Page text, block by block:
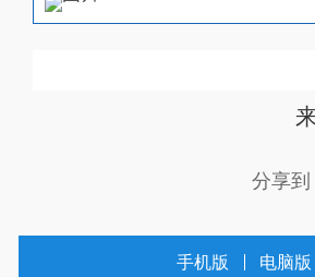
分享到
手机版 电脑版